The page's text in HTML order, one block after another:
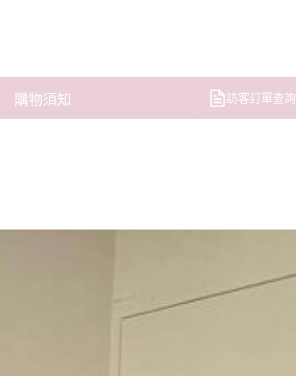
購物須知 訪客訂單查詢